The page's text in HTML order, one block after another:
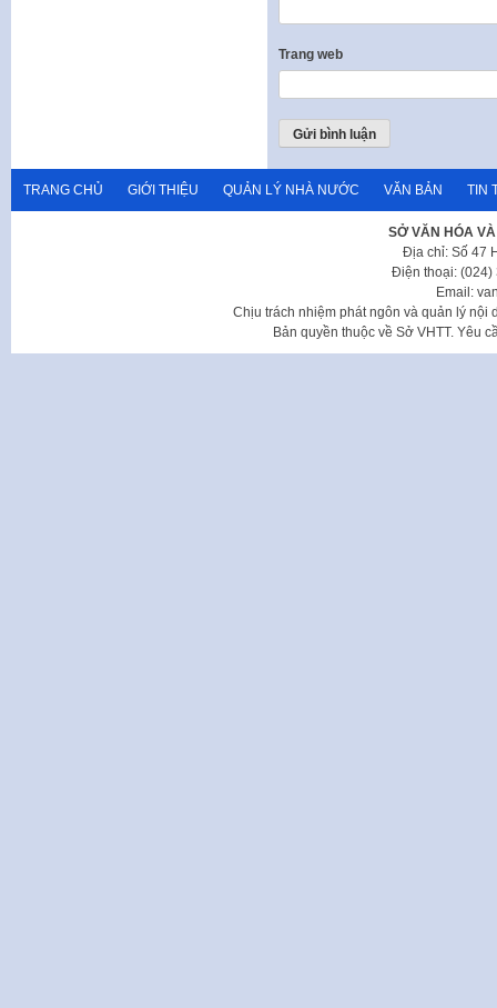
Trang web
TRANG CHỦ GIỚI THIỆU QUẢN LÝ NHÀ NƯỚC VĂN BẢN TIN
SỞ VĂN HÓA
Địa chỉ: Số 47
Điện thoại: (024)
Email:
Chịu trách nhiệm phát ngôn và quản lý nội
Bản quyền thuộc về Sở VHTT. Yêu